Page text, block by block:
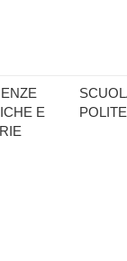
E